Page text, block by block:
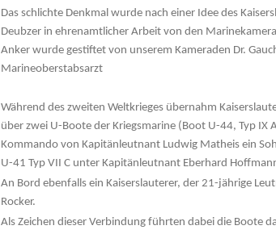
Das schlichte Denkmal wurde nach einer Idee des
Deubzer in ehrenamtlicher Arbeit von den
Anker wurde gestiftet von unserem Kameraden Dr.
Marineoberstabsarzt
Während des zweiten Weltkrieges übernahm
über zwei U-Boote der Kriegsmarine (Boot U-44, Typ IX
Kommando von Kapitänleutnant Ludwig Matheis ein
U-41 Typ VII C unter Kapitänleutnant Eberhard
An Bord ebenfalls ein Kaiserslauterer, der 21-jährige
Rocker.
Als Zeichen dieser Verbindung führten dabei die Boote